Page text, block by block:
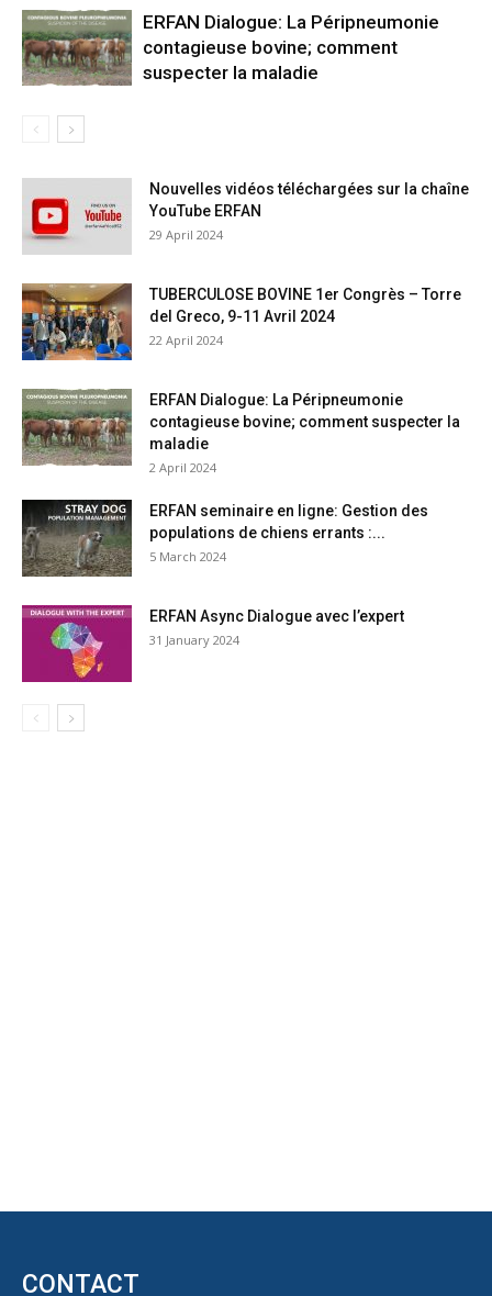
ERFAN Dialogue: La Péripneumonie
contagieuse bovine; comment
suspecter la maladie
Nouvelles vidéos téléchargées sur la chaîne
YouTube ERFAN
29 April 2024
TUBERCULOSE BOVINE 1er Congrès – Torre
del Greco, 9-11 Avril 2024
22 April 2024
ERFAN Dialogue: La Péripneumonie
contagieuse bovine; comment suspecter la
maladie
2 April 2024
ERFAN seminaire en ligne: Gestion des
populations de chiens errants :...
5 March 2024
ERFAN Async Dialogue avec l’expert
31 January 2024
CONTACT